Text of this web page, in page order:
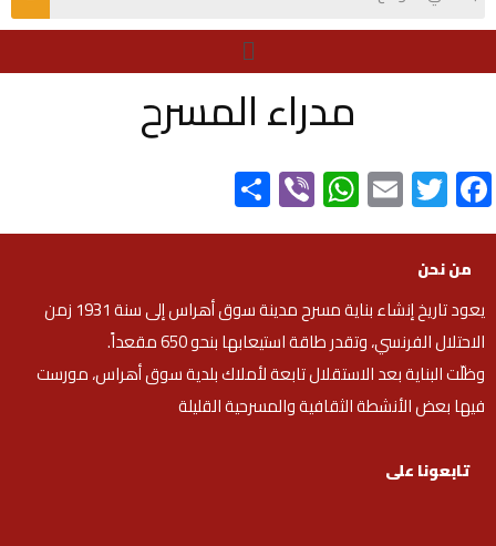
مدراء المسرح
Facebook
Twitter
Email
WhatsApp
Viber
من نحن
يعود تاريخ إنشاء بناية مسرح مدينة سوق أهراس إلى سنة 1931 زمن
الاحتلال الفرنسي، وتقدر طاقة استيعابها بنحو 650 مقعداً.
وظلّت البناية بعد الاستقلال تابعة لأملاك بلدية سوق أهراس، مورست
فيها بعض الأنشطة الثقافية والمسرحية القليلة
تابعونا على